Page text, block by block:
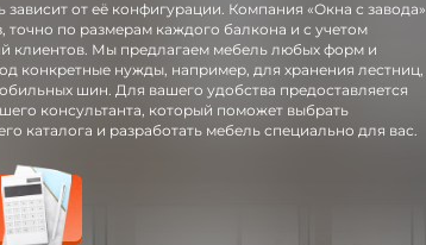
от её конфигурации. Компания «Окна с завода»
точно по размерам каждого балкона и с учетом
клиентов. Мы предлагаем мебель любых форм и
конкретные нужды, например, для хранения лестниц,
шин. Для вашего удобства предоставляется
консультанта, который поможет выбрать
каталога и разработать мебель специально для вас.